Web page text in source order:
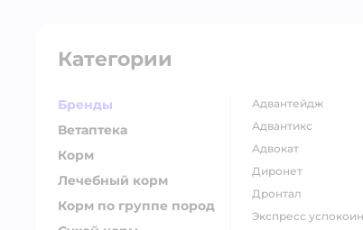
Категории
Бренды
Ветаптека
Корм
Лечебный корм
Корм по группе пород
адвантейдж
адвантикс
адвокат
диронет
дронтал
экспресс успокоин